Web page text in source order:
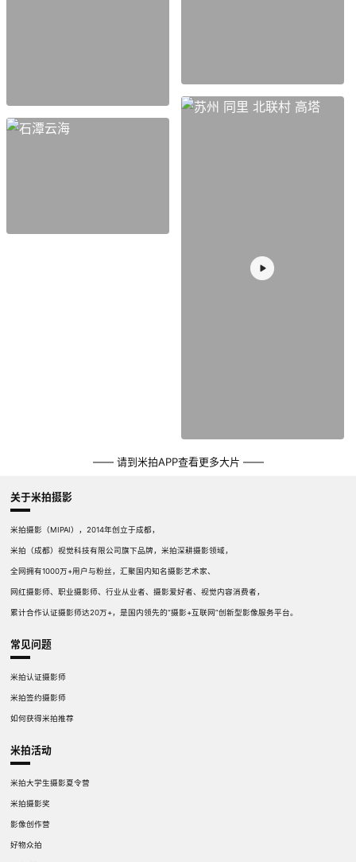
—— 请到米拍APP查看更多大片 ——
关于米拍摄影
米拍摄影（MIPAI），2014年创立于成都，
米拍（成都）视觉科技有限公司旗下品牌，米拍深耕摄影领域，
全网拥有1000万+用户与粉丝，汇聚国内知名摄影艺术家、
网红摄影师、职业摄影师、行业从业者、摄影爱好者、视觉内容消费者，
累计合作认证摄影师达20万+，是国内领先的“摄影+互联网”创新型影像服务平台。
常见问题
米拍认证摄影师
米拍签约摄影师
如何获得米拍推荐
米拍活动
米拍大学生摄影夏令营
米拍摄影奖
影像创作营
好物众拍